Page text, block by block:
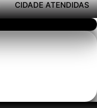
CIDADE ATENDIDAS